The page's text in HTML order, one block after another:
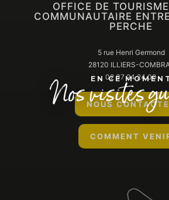
EN CE MOMENT
Nos visites
OFFICE DE
COMMUNAUTAIRE
PERCHE
5 rue Henri Germond
28120 ILLIERS-
02 37 24 24 00
NOUS
COMMENT